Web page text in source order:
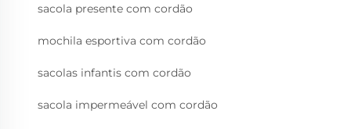
sacola presente com cordão
mochila esportiva com cordão
sacolas infantis com cordão
sacola impermeável com cordão